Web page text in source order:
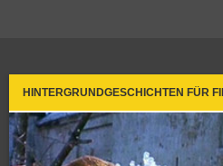
HINTERGRUNDGESCHICHTEN FÜR